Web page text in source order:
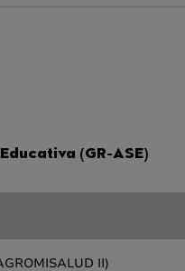
(GR-ASE)
II)